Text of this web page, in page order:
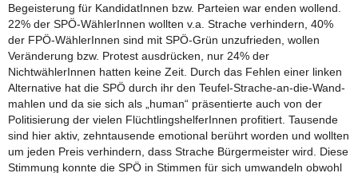
Begeisterung für KandidatInnen bzw. Parteien war enden wollend.
22% der SPÖ-WählerInnen wollten v.a. Strache verhindern, 40%
der FPÖ-WählerInnen sind mit SPÖ-Grün unzufrieden, wollen
Veränderung bzw. Protest ausdrücken, nur 24% der
NichtwählerInnen hatten keine Zeit. Durch das Fehlen einer linken
Alternative hat die SPÖ durch ihr den Teufel-Strache-an-die-Wand-
mahlen und da sie sich als „human“ präsentierte auch von der
Politisierung der vielen FlüchtlingshelferInnen profitiert. Tausende
sind hier aktiv, zehntausende emotional berührt worden und wollten
um jeden Preis verhindern, dass Strache Bürgermeister wird. Diese
Stimmung konnte die SPÖ in Stimmen für sich umwandeln obwohl